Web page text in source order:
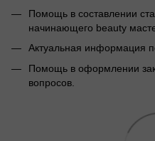
Помощь в составлении
начинающего beauty
Актуальная информация
Помощь в оформлении
вопросов.